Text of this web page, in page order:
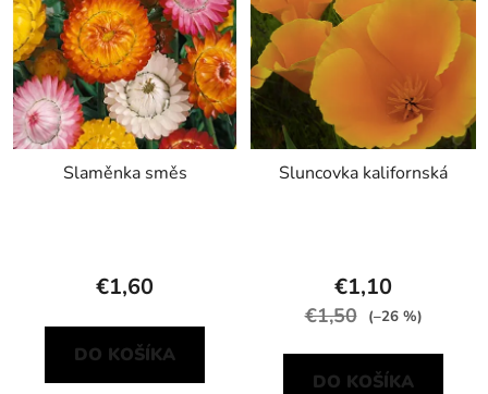
Slaměnka směs
€1,60
DO KOŠÍKA
Sluncovka kalifornská
€1,10
€1,50 (–26 %)
DO KOŠÍKA